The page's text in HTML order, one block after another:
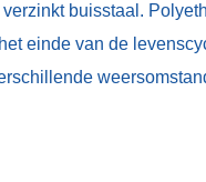
buisstaal.
einde van de